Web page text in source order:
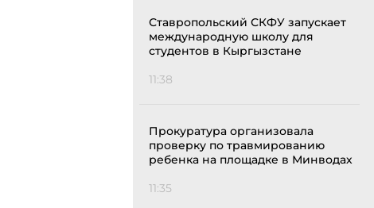
Ставропольский СКФУ запускает
международную школу для
студентов в Кыргызстане
11:38
Прокуратура организовала
проверку по травмированию
ребенка на площадке в Минводах
11:35